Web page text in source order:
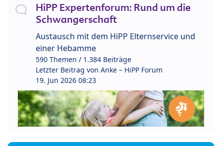
HiPP Expertenforum: Rund um die
Schwangerschaft
Austausch mit dem HiPP Elternservice und
einer Hebamme
590 Themen / 1.384 Beiträge
Letzter Beitrag von Anke – HiPP Forum
19. Jun 2026 08:23